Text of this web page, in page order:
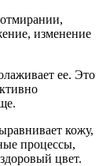
изменение
ее. Это
кожу,
процессы,
цвет.